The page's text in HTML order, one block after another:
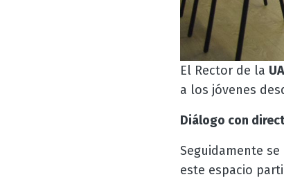
El Rector de la
a los jóvenes
Diálogo con
Seguidamente
este espacio